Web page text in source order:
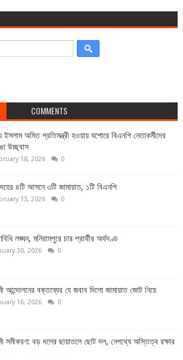
COMMENTS
ইসলাম অমিত প্রতিমন্ত্রী হওয়ায় যশোরে বিএনপি নেতাকর্মীদের
উচ্ছ্বাস
18, 2026 0
৪টি আসনে ৩টি জামায়াত, ১টি বিএনপি
13, 2026 0
লঙ্ঘন, মনিরামপুরে চার প্রার্থীর অর্থদণ্ড
30, 2026 0
আন্দোলনের বক্তব্যের যে জবাব দিলো জামায়াত জোট নিয়ে
16, 2026 0
সমীকরণ: বড় দলের ছায়াতলে ছোট দল, নেপথ্যে অস্তিত্ব রক্ষার